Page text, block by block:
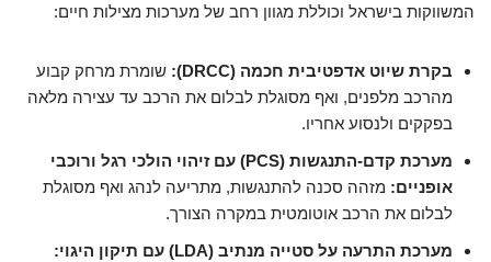
המשווקות בישראל וכוללת מגוון רחב של מערכות מצילות חיים:
בקרת שיוט אדפטיבית חכמה (DRCC):
שומרת מרחק קבוע
מהרכב מלפנים, ואף מסוגלת לבלום את הרכב עד עצירה מלאה
בפקקים ולנסוע אחריו.
מערכת קדם-התנגשות (PCS) עם זיהוי הולכי רגל ורוכבי
אופניים: מזהה סכנה להתנגשות, מתריעה לנהג ואף מסוגלת
לבלום את הרכב אוטומטית במקרה הצורך.
מערכת התרעה על סטייה מנתיב (LDA) עם תיקון היגוי: